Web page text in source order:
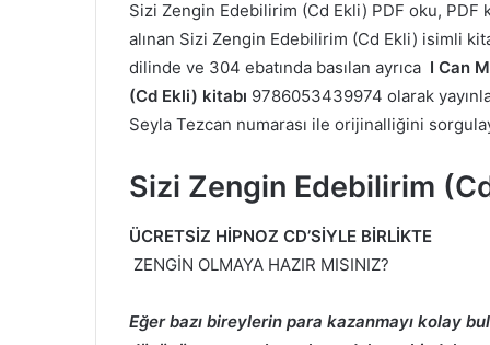
Sizi Zengin Edebilirim (Cd Ekli) PDF oku, PDF
alınan Sizi Zengin Edebilirim (Cd Ekli) isimli
dilinde ve 304 ebatında basılan ayrıca I Can
(Cd Ekli) kitabı 9786053439974 olarak
Seyla Tezcan numarası ile orijinalliğini
Sizi Zengin Edebilirim
ÜCRETSİZ HİPNOZ CD’SİYLE BİRLİKTE
ZENGİN OLMAYA HAZIR MISINIZ?
Eğer bazı bireylerin para kazanmayı kolay